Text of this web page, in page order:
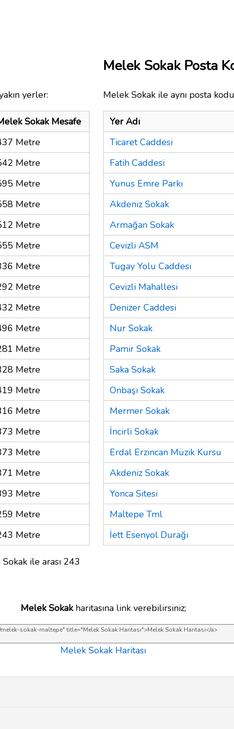
yerler:
Sokak Mesafe
Metre
Metre
Metre
Metre
Metre
Metre
Metre
Metre
Metre
Metre
Metre
Metre
Metre
Metre
Metre
Metre
Metre
Metre
Metre
Metre
ile arası 243
Melek Sokak Posta
Melek Sokak ile aynı posta
Yer Adı
Ticaret Caddesi
Fatih Caddesi
Yunus Emre Parkı
Akdeniz Sokak
Armağan Sokak
Cevizli ASM
Tugay Yolu Caddesi
Cevizli Mahallesi
Denizer Caddesi
Nur Sokak
Pamir Sokak
Saka Sokak
Onbaşı Sokak
Mermer Sokak
İncirli Sokak
Erdal Erzincan Müzik Kursu
Akdeniz Sokak
Yonca Sitesi
Maltepe Tml
İett Esenyol Durağı
Melek Sokakharitasına link verebilirsiniz;
Melek Sokak Haritası